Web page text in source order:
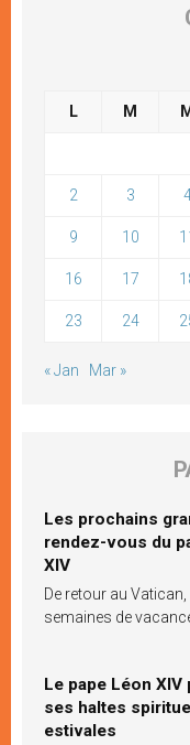
L M
2 3
9 10
16 17
23 24
« Jan Mar »
Les prochains
rendez-vous du
XIV
De retour au
semaines de
Le pape Léon
ses haltes
estivales